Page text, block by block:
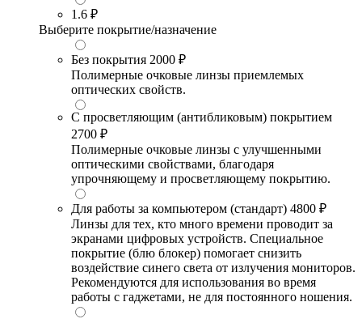
1.6 ₽
Выберите покрытие/назначение
Без покрытия 2000 ₽
Полимерные очковые линзы приемлемых
оптических свойств.
С просветляющим (антибликовым) покрытием
2700 ₽
Полимерные очковые линзы с улучшенными
оптическими свойствами, благодаря
упрочняющему и просветляющему покрытию.
Для работы за компьютером (стандарт) 4800 ₽
Линзы для тех, кто много времени проводит за
экранами цифровых устройств. Специальное
покрытие (блю блокер) помогает снизить
воздействие синего света от излучения мониторов.
Рекомендуются для использования во время
работы с гаджетами, не для постоянного ношения.